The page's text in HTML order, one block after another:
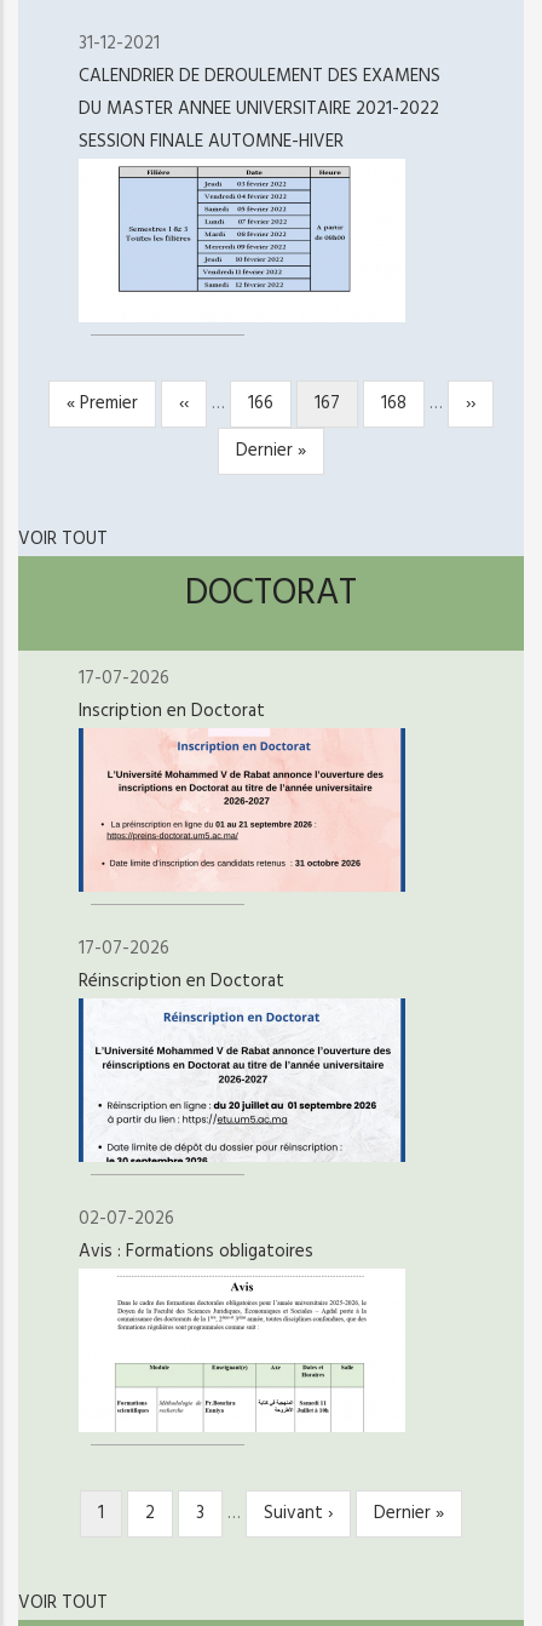
31-12-2021
CALENDRIER DE DEROULEMENT DES EXAMENS
DU MASTER ANNEE UNIVERSITAIRE 2021-2022
SESSION FINALE AUTOMNE-HIVER
PAGINATION
Première
page
« Premier
Page
précédente
‹‹ … Page
166
Page
courante
167 Page
168 …
Page
suivante
››
Dernière
page
Dernier »
VOIR TOUT
DOCTORAT
17-07-2026
Inscription en Doctorat
17-07-2026
Réinscription en Doctorat
02-07-2026
Avis : Formations obligatoires
PAGINATION
Page
courante
1 Page
2 Page
3 …
Page
suivante
Suivant ›
Dernière
page
Dernier »
VOIR TOUT